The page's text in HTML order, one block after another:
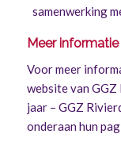
samenwerking
Meer
Voor meer
website van GGZ
jaar – GGZ
onderaan hun